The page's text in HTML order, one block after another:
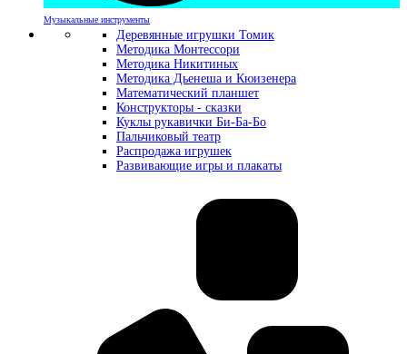
Музыкальные инструменты
Деревянные игрушки Томик
Методика Монтессори
Методика Никитиных
Методика Дьенеша и Кюизенера
Математический планшет
Конструкторы - сказки
Куклы рукавички Би-Ба-Бо
Пальчиковый театр
Распродажа игрушек
Развивающие игры и плакаты